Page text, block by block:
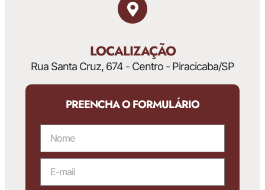
LOCALIZAÇÃO
Rua Santa Cruz, 674 - Centro - Piracicaba/SP
PREENCHA O FORMULÁRIO